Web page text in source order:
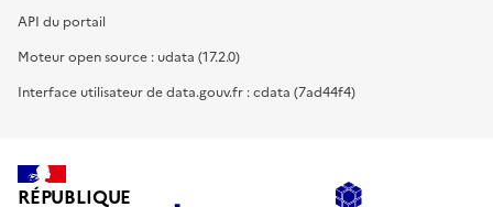
API du portail
Moteur open source : udata (17.2.0)
Interface utilisateur de data.gouv.fr : cdata (7ad44f4)
RÉPUBLIQUE